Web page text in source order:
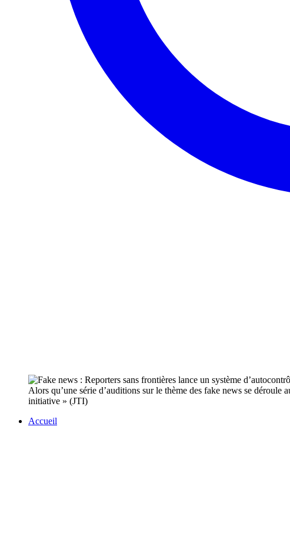
Alors qu’une série d’auditions sur le thème des fake news se
initiative » (JTI)
Accueil